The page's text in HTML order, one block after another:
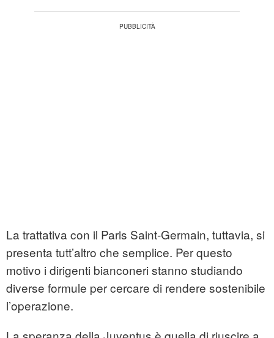
La trattativa con il Paris Saint-Germain, tuttavia, si
presenta tutt’altro che semplice. Per questo
motivo i dirigenti bianconeri stanno studiando
diverse formule per cercare di rendere sostenibile
l’operazione.